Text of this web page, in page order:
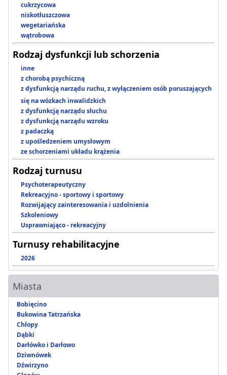
cukrzycowa
niskotłuszczowa
wegetariańska
wątrobowa
Rodzaj dysfunkcji lub schorzenia
inne
z chorobą psychiczną
z dysfunkcją narządu ruchu, z wyłączeniem osób poruszających
się na wózkach inwalidzkich
z dysfunkcją narządu słuchu
z dysfunkcją narządu wzroku
z padaczką
z upośledzeniem umysłowym
ze schorzeniami układu krążenia
Rodzaj turnusu
Psychoterapeutyczny
Rekreacyjno - sportowy i sportowy
Rozwijający zainteresowania i uzdolnienia
Szkoleniowy
Usprawniająco - rekreacyjny
Turnusy rehabilitacyjne
2026
Miasta
Bobięcino
Bukowina Tatrzańska
Chłopy
Dąbki
Darłówko i Darłowo
Dziwnówek
Dźwirzyno